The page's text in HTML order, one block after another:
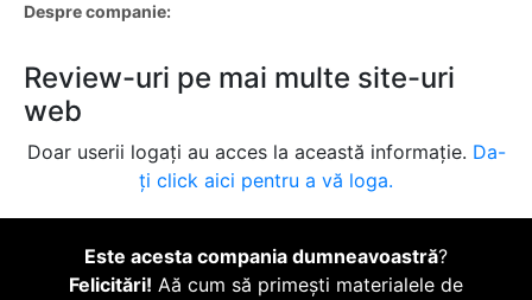
Despre companie:
Review-uri pe mai multe site-uri
web
Doar userii logați au acces la această informație. Da-
ți click aici pentru a vă loga.
Este acesta compania dumneavoastră?
Felicitări! Aă cum să primești materialele de